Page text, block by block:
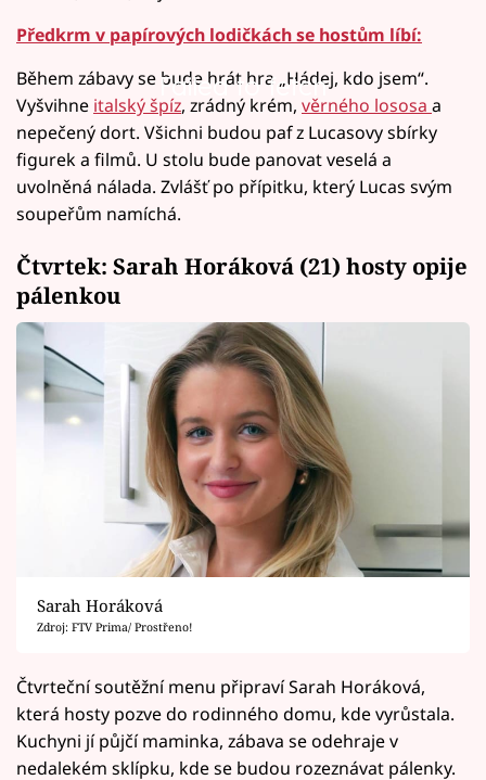
Předkrm v papírových lodičkách se hostům líbí:
Failed to fetch
Během zábavy se bude hrát hra „Hádej, kdo jsem“.
Vyšvihne italský špíz, zrádný krém, věrného lososa a
nepečený dort. Všichni budou paf z Lucasovy sbírky
figurek a filmů. U stolu bude panovat veselá a
uvolněná nálada. Zvlášť po přípitku, který Lucas svým
soupeřům namíchá.
Čtvrtek: Sarah Horáková (21) hosty opije
pálenkou
Sarah Horáková
Zdroj: FTV Prima/ Prostřeno!
Čtvrteční soutěžní menu připraví Sarah Horáková,
která hosty pozve do rodinného domu, kde vyrůstala.
Kuchyni jí půjčí maminka, zábava se odehraje v
nedalekém sklípku, kde se budou rozeznávat pálenky.